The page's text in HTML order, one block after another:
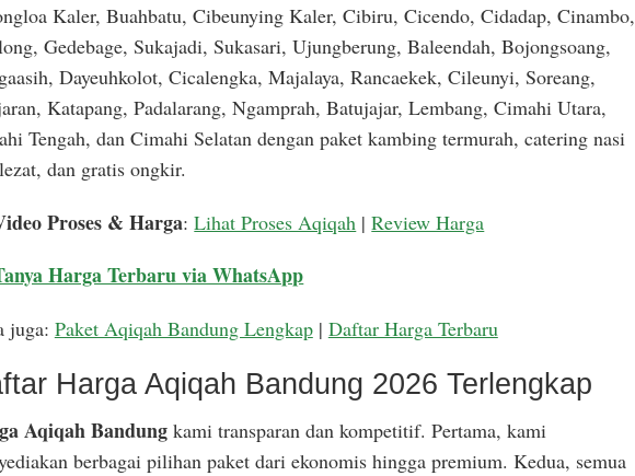
Kaler, Buahbatu, Cibeunying Kaler, Cibiru, Cicendo, Cidadap, Cinambo,
Gedebage, Sukajadi, Sukasari, Ujungberung, Baleendah, Bojongsoang,
Dayeuhkolot, Cicalengka, Majalaya, Rancaekek, Cileunyi, Soreang,
Katapang, Padalarang, Ngamprah, Batujajar, Lembang, Cimahi Utara,
Tengah, dan Cimahi Selatan dengan paket kambing termurah, catering nasi
dan gratis ongkir.
Proses & Harga:Lihat Proses Aqiqah |Review Harga
Harga Terbaru via WhatsApp
juga: Paket Aqiqah Bandung Lengkap| Daftar Harga Terbaru
Harga Aqiqah Bandung 2026 Terlengkap
Aqiqah Bandungkami transparan dan kompetitif. Pertama, kami
berbagai pilihan paket dari ekonomis hingga premium. Kedua, semua